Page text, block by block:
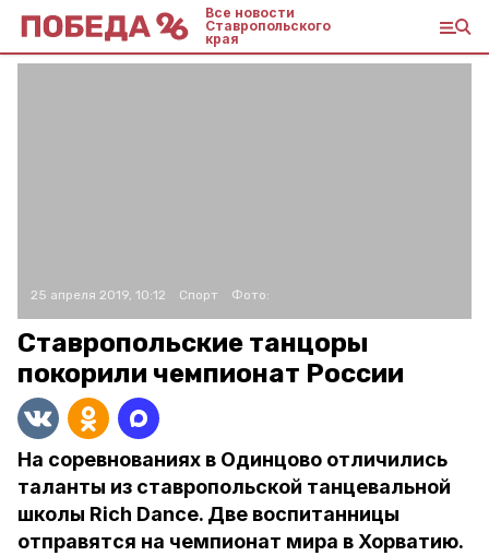
Все новости
Ставропольского
края
25 апреля 2019, 10:12 Спорт Фото:
Ставропольские танцоры
покорили чемпионат России
На соревнованиях в Одинцово отличились
таланты из ставропольской танцевальной
школы Rich Dance. Две воспитанницы
отправятся на чемпионат мира в Хорватию.